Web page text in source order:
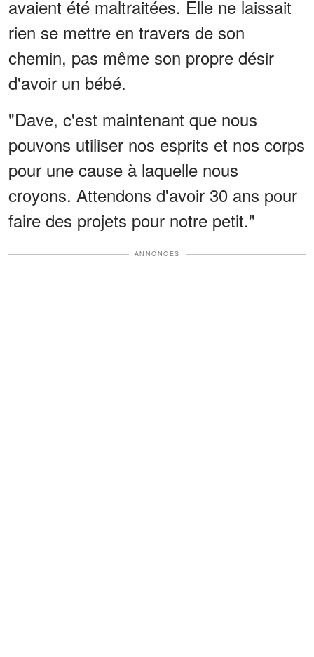
avaient été maltraitées. Elle ne laissait
rien se mettre en travers de son
chemin, pas même son propre désir
d'avoir un bébé.
"Dave, c'est maintenant que nous
pouvons utiliser nos esprits et nos corps
pour une cause à laquelle nous
croyons. Attendons d'avoir 30 ans pour
faire des projets pour notre petit."
ANNONCES